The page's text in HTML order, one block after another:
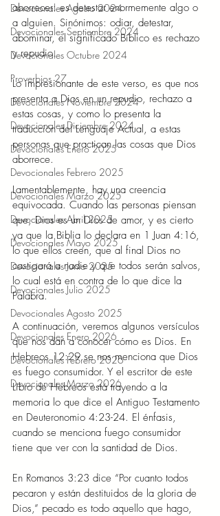
Devocionales Agosto 2024
Devocionales Septiembre 2024
Devocionales Octubre 2024
Proverbios 27
Devocionales Noviembre 2024
Devocionales Diciembre 2024
Devocionales Enero 2025
Devocionales Febrero 2025
Devocionales Marzo 2025
Devocionales Abril 2025
Devocionales Mayo 2025
Devocionales Junio 2025
Devocionales Julio 2025
Devocionales Agosto 2025
Devocionales Enero 2026
Devocionales Febrero 2026
Devocionales Marzo 2026
aborrecer: es detestar enormemente algo o
a alguien. Sinónimos: odiar, detestar,
abominar, el significado Bíblico es rechazo
y repudio.
Lo impresionante de este verso, es que nos
presenta a Dios en un repudio, rechazo a
estas cosas, y como lo presenta la
traducción del Lenguaje Actual, a estas
personas que practican las cosas que Dios
aborrece.
Lamentablemente, hay una creencia
equivocada. Cuando las personas piensan
que, Dios es un Dios de amor, y es cierto
ya que la Biblia lo declara en 1 Juan 4:16,
lo que ellos creen, que al final Dios no
castigará a nadie y que todos serán salvos,
lo cual está en contra de lo que dice la
Palabra.
A continuación, veremos algunos versículos
que nos dan a conocer cómo es Dios. En
Hebreos 12:29 se nos menciona que Dios
es fuego consumidor. Y el escritor de este
Libro de Hebreos está trayendo a la
memoria lo que dice el Antiguo Testamento
en Deuteronomio 4:23-24. El énfasis,
cuando se menciona fuego consumidor
tiene que ver con la santidad de Dios.
En Romanos 3:23 dice “Por cuanto todos
pecaron y están destituidos de la gloria de
Dios,” pecado es todo aquello que hago,